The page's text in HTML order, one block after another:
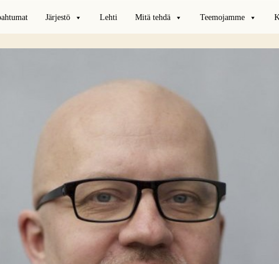
Järjestö Lehti Mitä tehdä Teemojamme